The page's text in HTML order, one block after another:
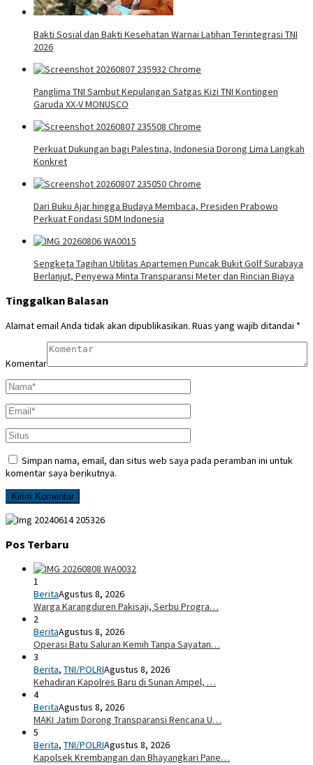
Bakti Sosial dan Bakti Kesehatan Warnai Latihan Terintegrasi TNI
2026
Panglima TNI Sambut Kepulangan Satgas Kizi TNI Kontingen
Garuda XX-V MONUSCO
Perkuat Dukungan bagi Palestina, Indonesia Dorong Lima Langkah
Konkret
Dari Buku Ajar hingga Budaya Membaca, Presiden Prabowo
Perkuat Fondasi SDM Indonesia
Sengketa Tagihan Utilitas Apartemen Puncak Bukit Golf Surabaya
Berlanjut, Penyewa Minta Transparansi Meter dan Rincian Biaya
Tinggalkan Balasan
Alamat email Anda tidak akan dipublikasikan. Ruas yang wajib ditandai *
Komentar
Simpan nama, email, dan situs web saya pada peramban ini untuk
komentar saya berikutnya.
Pos Terbaru
1
BeritaAgustus 8, 2026
Warga Karangduren Pakisaji, Serbu Progra…
2
BeritaAgustus 8, 2026
Operasi Batu Saluran Kemih Tanpa Sayatan…
3
Berita, TNI/POLRIAgustus 8, 2026
Kehadiran Kapolres Baru di Sunan Ampel, …
4
BeritaAgustus 8, 2026
MAKI Jatim Dorong Transparansi Rencana U…
5
Berita, TNI/POLRIAgustus 8, 2026
Kapolsek Krembangan dan Bhayangkari Pane…